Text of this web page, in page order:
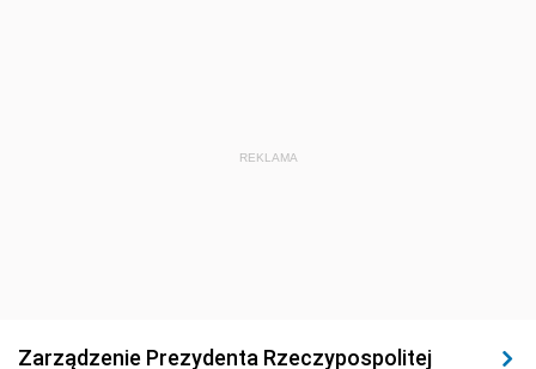
REKLAMA
Zarządzenie Prezydenta Rzeczypospolitej